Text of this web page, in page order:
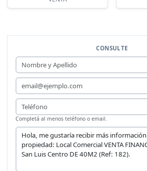
CONSULTE
Nombre y Apellido
Email
Teléfono
Completá al menos teléfono o email.
Mensaje